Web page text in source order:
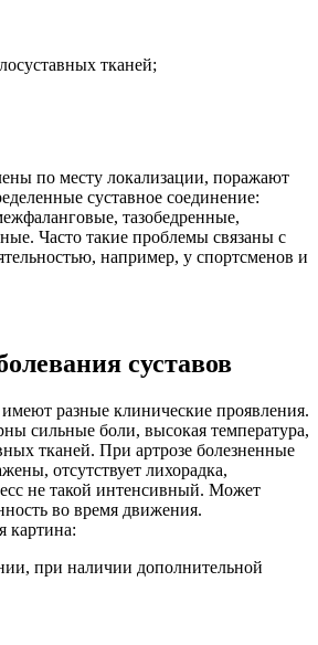
тканей;
по месту локализации, поражают
суставное соединение:
тазобедренные,
Часто такие проблемы связаны с
например, у спортсменов и
суставов
имеют разные клинические проявления.
сильные боли, высокая температура,
тканей. При артрозе болезненные
отсутствует лихорадка,
не такой интенсивный. Может
во время движения.
картина:
при наличии дополнительной